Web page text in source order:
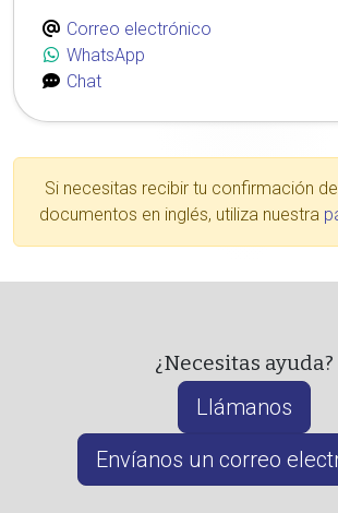
Correo electrónico
WhatsApp
Chat
Si necesitas recibir tu confirmación
documentos en inglés, utiliza nuestra
¿Necesitas ayuda?
Llámanos
Envíanos un correo